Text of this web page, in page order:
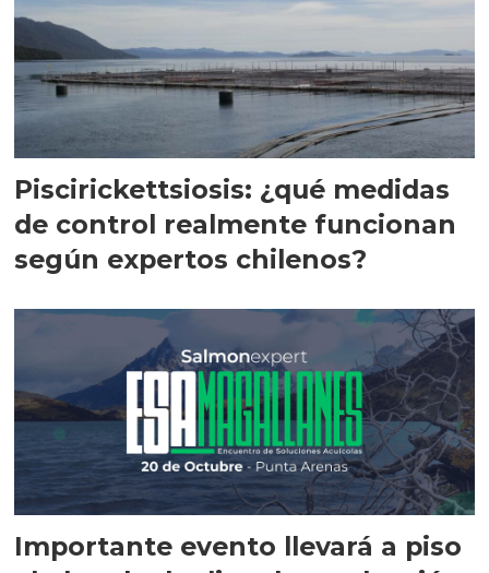
Piscirickettsiosis: ¿qué medidas
de control realmente funcionan
según expertos chilenos?
Importante evento llevará a piso